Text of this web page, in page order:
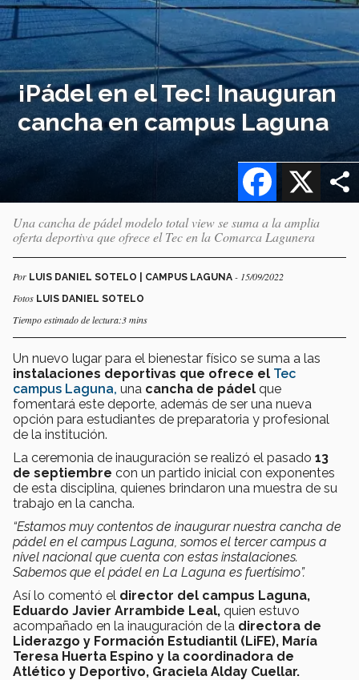
¡Pádel en el Tec! Inauguran
cancha en campus Laguna
X
Facebook
Una cancha de pádel modelo total view se suma a la amplia
oferta deportiva que ofrece el Tec en la Comarca Lagunera
Por LUIS DANIEL SOTELO | CAMPUS LAGUNA - 15/09/2022
Fotos LUIS DANIEL SOTELO
Tiempo estimado de lectura:3 mins
Un nuevo lugar para el bienestar físico se suma a las
instalaciones deportivas que ofrece el Tec
campus Laguna, una cancha de pádel que
fomentará este deporte, además de ser una nueva
opción para estudiantes de preparatoria y profesional
de la institución.
La ceremonia de inauguración se realizó el pasado 13
de septiembre con un partido inicial con exponentes
de esta disciplina, quienes brindaron una muestra de su
trabajo en la cancha.
“Estamos muy contentos de inaugurar nuestra cancha de
pádel en el campus Laguna, somos el tercer campus a
nivel nacional que cuenta con estas instalaciones.
Sabemos que el pádel en La Laguna es fuertísimo”.
Así lo comentó el director del campus Laguna,
Eduardo Javier Arrambide Leal, quien estuvo
acompañado en la inauguración de la directora de
Liderazgo y Formación Estudiantil (LiFE), María
Teresa Huerta Espino y la coordinadora de
Atlético y Deportivo, Graciela Alday Cuellar.